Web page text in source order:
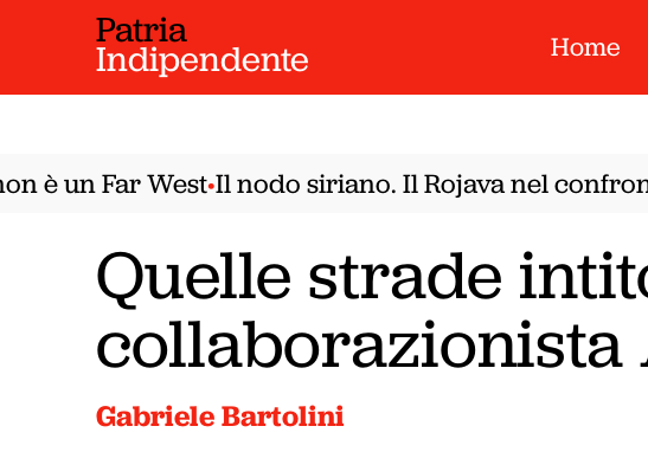
Patria
Indipendente Home
un Far West•Il nodo siriano. Il Rojava nel
Quelle strade
Gabriele Bartolini